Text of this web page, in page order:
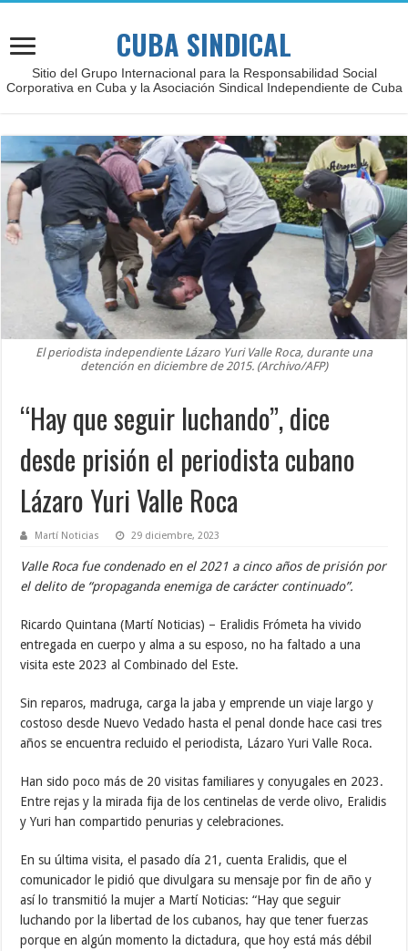
CUBA SINDICAL
Sitio del Grupo Internacional para la Responsabilidad Social
Corporativa en Cuba y la Asociación Sindical Independiente de Cuba
El periodista independiente Lázaro Yuri Valle Roca, durante una
detención en diciembre de 2015. (Archivo/AFP)
“Hay que seguir luchando”, dice
desde prisión el periodista cubano
Lázaro Yuri Valle Roca
Martí Noticias 29 diciembre, 2023
Valle Roca fue condenado en el 2021 a cinco años de prisión por
el delito de “propaganda enemiga de carácter continuado”.
Ricardo Quintana (Martí Noticias) – Eralidis Frómeta ha vivido
entregada en cuerpo y alma a su esposo, no ha faltado a una
visita este 2023 al Combinado del Este.
Sin reparos, madruga, carga la jaba y emprende un viaje largo y
costoso desde Nuevo Vedado hasta el penal donde hace casi tres
años se encuentra recluido el periodista, Lázaro Yuri Valle Roca.
Han sido poco más de 20 visitas familiares y conyugales en 2023.
Entre rejas y la mirada fija de los centinelas de verde olivo, Eralidis
y Yuri han compartido penurias y celebraciones.
En su última visita, el pasado día 21, cuenta Eralidis, que el
comunicador le pidió que divulgara su mensaje por fin de año y
así lo transmitió la mujer a Martí Noticias: “Hay que seguir
luchando por la libertad de los cubanos, hay que tener fuerzas
porque en algún momento la dictadura, que hoy está más débil